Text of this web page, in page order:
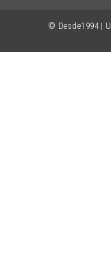
© Desde1994 |